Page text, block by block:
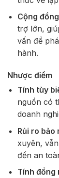
Cộng
trợ lớn,
vấn đề
hành.
Nhược điểm
Tính tùy
nguồn có
doanh
Rủi ro bảo
xuyên,
đến an
Tính đồng